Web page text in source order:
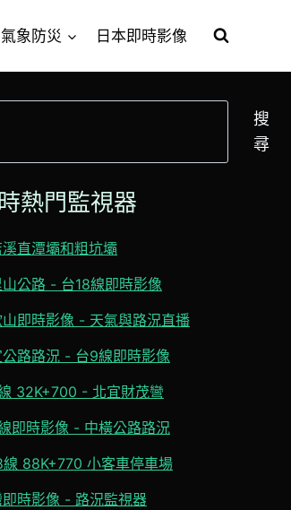
氣象防災 日本即時影像
搜
尋
熱門監視器
直潭壩和粗坑壩
山公路 - 台18線即時影像
即時影像 - 天氣與路況直播
公路路況 - 台9線即時影像
32K+700 - 北宜財茂彎
即時影像 - 中橫公路路況
線 88K+770 小客車停車場
即時影像 - 路況監視器